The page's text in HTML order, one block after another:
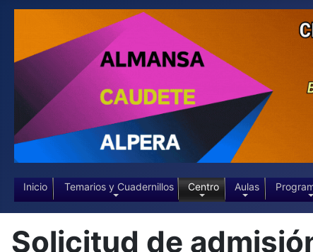
Inicio Temarios y Cuadernillos Centro Aulas
Solicitud de